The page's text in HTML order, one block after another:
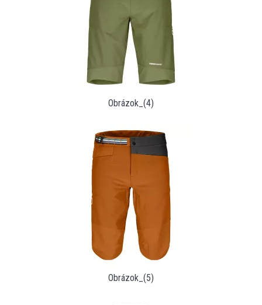
Obrázok_(4)
Obrázok_(5)